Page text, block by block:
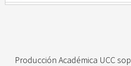
Producción Académica UCC